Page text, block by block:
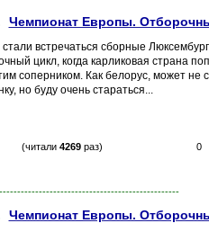
Чемпионат Европы.
встречаться сборные
цикл, когда карликовая страна
соперником. Как белорус, может
но буду очень стараться...
(читали 4269раз) 0
Чемпионат Европы.